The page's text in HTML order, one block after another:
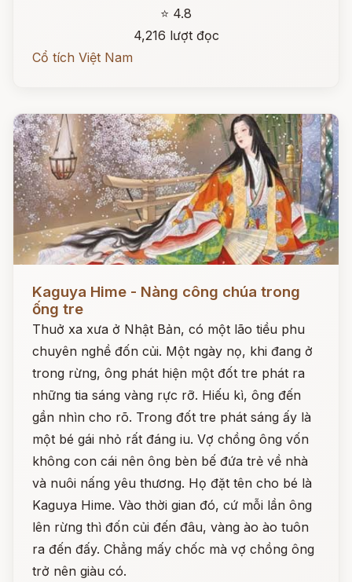
⭐ 4.8
4,216 lượt đọc
Cổ tích Việt Nam
Kaguya Hime - Nàng công chúa trong
ống tre
Thuở xa xưa ở Nhật Bản, có một lão tiều phu
chuyên nghề đốn củi. Một ngày nọ, khi đang ở
trong rừng, ông phát hiện một đốt tre phát ra
những tia sáng vàng rực rỡ. Hiếu kì, ông đến
gần nhìn cho rõ. Trong đốt tre phát sáng ấy là
một bé gái nhỏ rất đáng iu. Vợ chồng ông vốn
không con cái nên ông bèn bế đứa trẻ về nhà
và nuôi nấng yêu thương. Họ đặt tên cho bé là
Kaguya Hime. Vào thời gian đó, cứ mỗi lần ông
lên rừng thì đốn củi đến đâu, vàng ào ào tuôn
ra đến đấy. Chẳng mấy chốc mà vợ chồng ông
trở nên giàu có.